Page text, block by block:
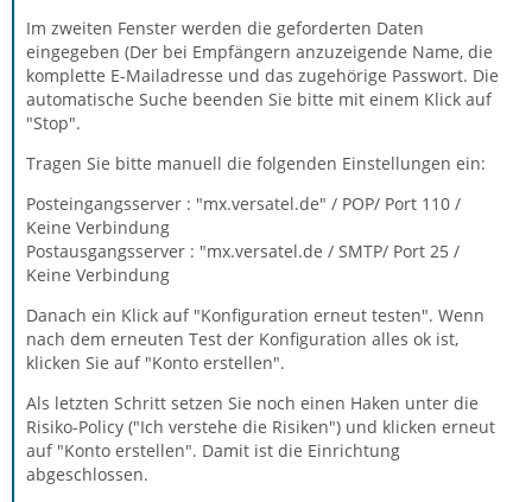
Im zweiten Fenster werden die geforderten Daten
eingegeben (Der bei Empfängern anzuzeigende Name, die
komplette E-Mailadresse und das zugehörige Passwort. Die
automatische Suche beenden Sie bitte mit einem Klick auf
"Stop".
Tragen Sie bitte manuell die folgenden Einstellungen ein:
Posteingangsserver : "mx.versatel.de" / POP/ Port 110 /
Keine Verbindung
Postausgangsserver : "mx.versatel.de / SMTP/ Port 25 /
Keine Verbindung
Danach ein Klick auf "Konfiguration erneut testen". Wenn
nach dem erneuten Test der Konfiguration alles ok ist,
klicken Sie auf "Konto erstellen".
Als letzten Schritt setzen Sie noch einen Haken unter die
Risiko-Policy ("Ich verstehe die Risiken") und klicken erneut
auf "Konto erstellen". Damit ist die Einrichtung
abgeschlossen.